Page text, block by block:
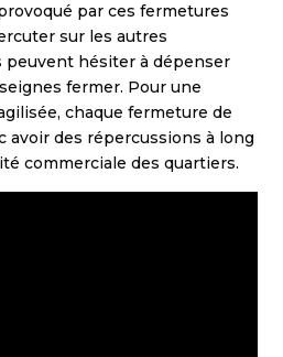
par ces fermetures
sur les autres
peuvent hésiter à dépenser
fermer. Pour une
chaque fermeture de
avoir des répercussions à long
commerciale des quartiers.